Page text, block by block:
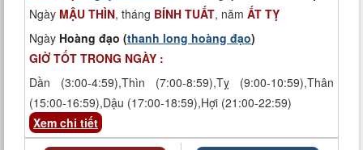
Ngày MẬU THÌN, tháng BÍNH TUẤT, năm ẤT TỴ
Ngày Hoàng đạo (thanh long hoàng đạo)
GIỜ TỐT TRONG NGÀY :
Dần (3:00-4:59),Thìn (7:00-8:59),Tỵ (9:00-10:59),Thân
(15:00-16:59),Dậu (17:00-18:59),Hợi (21:00-22:59)
Xem chi tiết